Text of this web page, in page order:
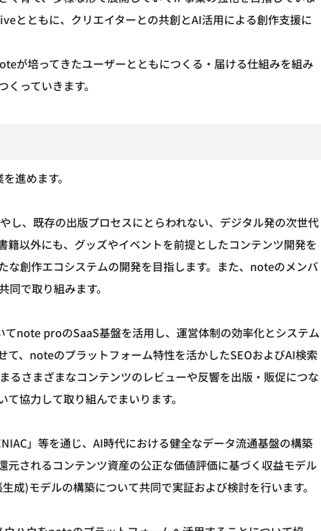
とともに、クリエイターとの共創とAI活用による創作支援に
が培ってきたユーザーとともにつくる・届ける仕組みを組み
っていきます。
進めます。
し、既存の出版プロセスにとらわれない、デジタル発の次世代
籍以外にも、グッズやイベントを前提としたコンテンツ開発を
な創作エコシステムの開発を目指します。また、noteのメンバ
で取り組みます。
てnote proのSaaS基盤を活用し、運営体制の効率化とシステム
て、noteのプラットフォーム特性を活かしたSEOおよびAI検索
るさまざまなコンテンツのレビューや反響を出版・販促につな
協力して取り組んでまいります。
」等を通じ、AI時代における健全なデータ流通基盤の構築
元されるコンテンツ資産の公正な価値評価に基づく収益モデル
成)モデルの構築について共同で実証および検討を行います。